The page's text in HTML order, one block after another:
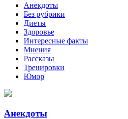
Анекдоты
Без рубрики
Диеты
Здоровье
Интересные факты
Мнения
Рассказы
Тренировки
Юмор
Анекдоты